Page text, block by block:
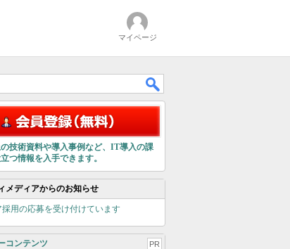
マイページ
の技術資料や導入事例など、IT導入の課
つ情報を入手できます。
メディアからのお知らせ
採用の応募を受け付けています
コンテンツ PR